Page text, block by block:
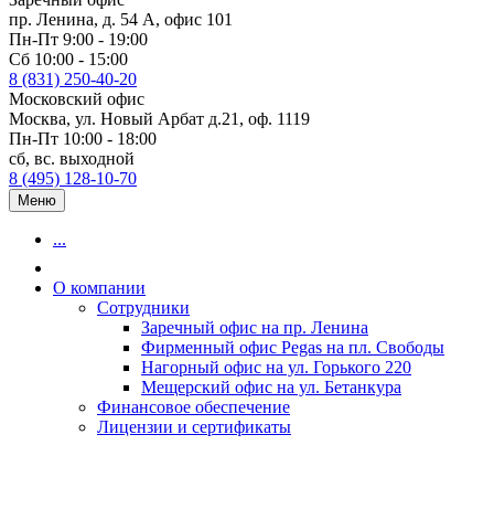
пр. Ленина, д. 54 А, офис 101
Пн-Пт 9:00 - 19:00
Сб 10:00 - 15:00
8 (831) 250-40-20
Московский офис
Москва, ул. Новый Арбат д.21, оф. 1119
Пн-Пт 10:00 - 18:00
сб, вс. выходной
8 (495) 128-10-70
Меню
...
О компании
Сотрудники
Заречный офис на пр. Ленина
Фирменный офис Pegas на пл. Свободы
Нагорный офис на ул. Горького 220
Мещерский офис на ул. Бетанкура
Финансовое обеспечение
Лицензии и сертификаты